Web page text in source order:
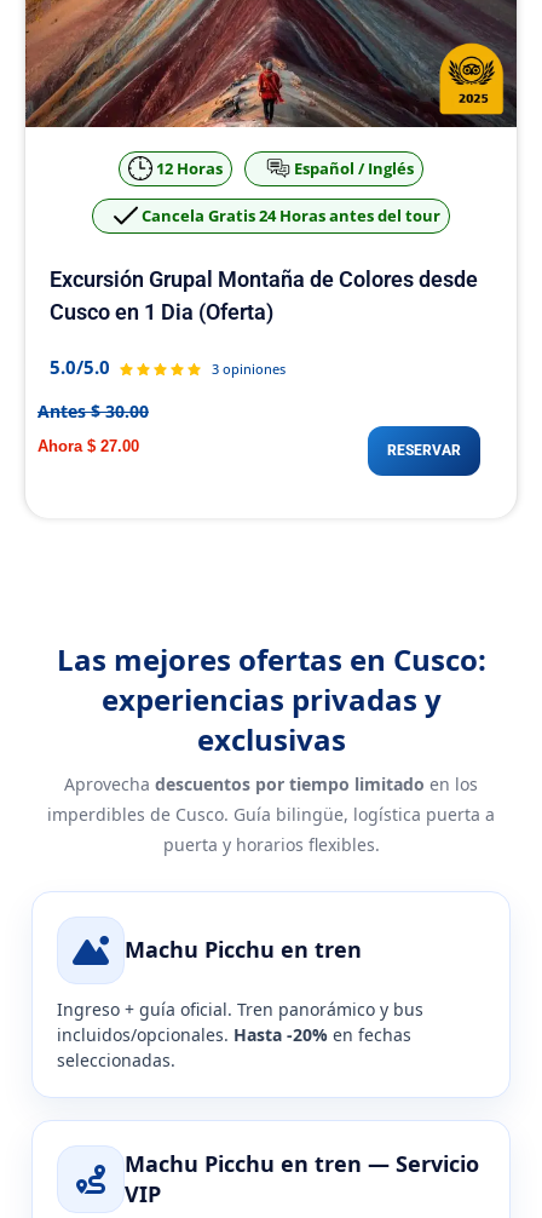
12 Horas Español / Inglés
Cancela Gratis 24 Horas antes del tour
Excursión Grupal Montaña de Colores desde
Cusco en 1 Dia (Oferta)
5.0/5.0 3 opiniones
Antes $ 30.00
Ahora $ 27.00 RESERVAR
Las mejores ofertas en Cusco:
experiencias privadas y
exclusivas
Aprovecha descuentos por tiempo limitado en los
imperdibles de Cusco. Guía bilingüe, logística puerta a
puerta y horarios flexibles.
Machu Picchu en tren
Ingreso + guía oficial. Tren panorámico y bus
incluidos/opcionales. Hasta -20% en fechas
seleccionadas.
Machu Picchu en tren — Servicio
VIP